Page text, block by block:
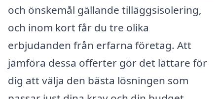
och önskemål gällande tilläggsisolering,
och inom kort får du tre olika
erbjudanden från erfarna företag. Att
jämföra dessa offerter gör det lättare för
dig att välja den bästa lösningen som